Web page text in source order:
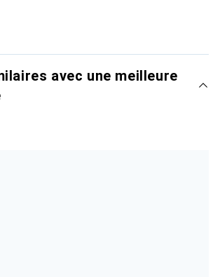
avec une meilleure